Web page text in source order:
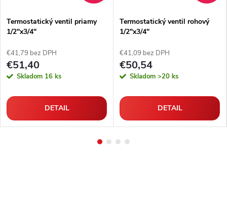
Termostatický ventil priamy
1/2"x3/4"
€41,79 bez DPH
€51,40
Skladom 16 ks
DETAIL
Termostatický ventil rohový
1/2"x3/4"
€41,09 bez DPH
€50,54
Skladom >20 ks
DETAIL